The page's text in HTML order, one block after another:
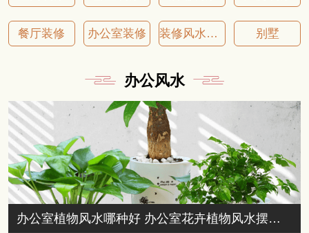
餐厅装修 办公室装修 装修风水注意事项 别墅
办公风水
办公室植物风水哪种好 办公室花卉植物风水摆放的讲究